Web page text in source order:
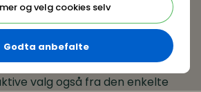
og velg cookies selv
Godta anbefalte
vi snakker likestilling. Mange
likelønn. De andre dagene i året
å gjøre. Det meste tyder på
ligger der.
valg også fra den enkelte